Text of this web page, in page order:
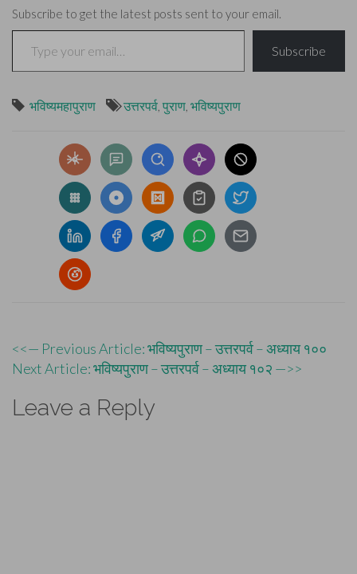
Subscribe to get the latest posts sent to your email.
Type your email…
Subscribe
भविष्यमहापुराण उत्तरपर्व, पुराण, भविष्यपुराण
Post
navigation
<<— Previous Article: भविष्यपुराण – उत्तरपर्व – अध्याय १००
Next Article: भविष्यपुराण – उत्तरपर्व – अध्याय १०२ —>>
Leave a Reply